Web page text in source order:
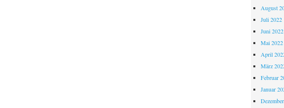
August
Juli 2022
Juni 2022
Mai 2022
April
März
Februar
Januar